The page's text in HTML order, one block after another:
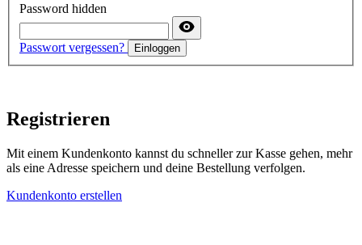
Password hidden
Passwort vergessen? Einloggen
Registrieren
Mit einem Kundenkonto kannst du schneller zur Kasse gehen, mehr
als eine Adresse speichern und deine Bestellung verfolgen.
Kundenkonto erstellen